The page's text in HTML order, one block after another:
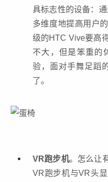
具标志性的设备：
多维度地提高用户
级的HTC Vive要高
不大，但是笨重的
验，面对手舞足蹈
了。
VR跑步机。怎么让
VR跑步机与VR头